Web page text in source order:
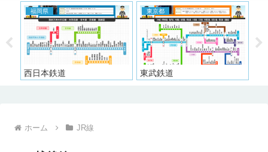
福岡県
西日本鉄道
東京都
東武鉄道
ホーム JR線